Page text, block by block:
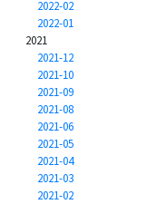
2022-02
2022-01
2021
2021-12
2021-10
2021-09
2021-08
2021-06
2021-05
2021-04
2021-03
2021-02